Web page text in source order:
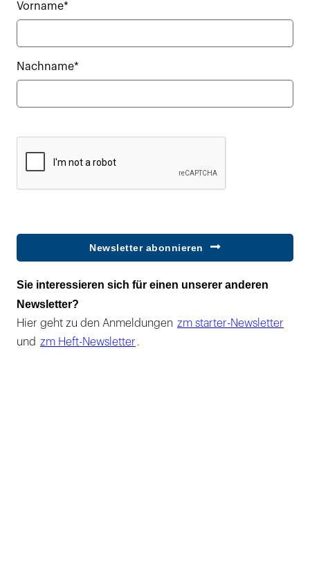
Vorname*
Nachname*
Newsletter abonnieren
Sie interessieren sich für einen unserer anderen
Newsletter?
Hier geht zu den Anmeldungen zm starter-Newsletter
und zm Heft-Newsletter .